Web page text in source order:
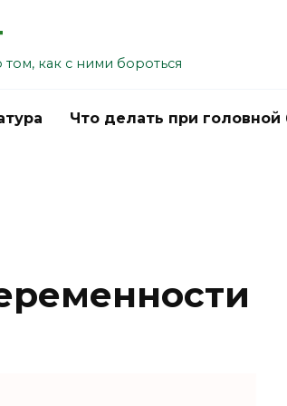
как с ними бороться
Что делать при головной